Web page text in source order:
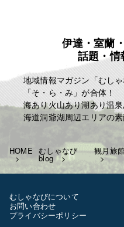
例として
一泊三食 ￥
一泊二食 ￥
一泊夕食 ￥
一泊朝食 ￥
となります
よろしくお願い
✩相部屋の際はお
します
ございません
お客様のご利用お
伊達・室蘭
話題・情
地域情報マガジン「むし
「そ・ら・み」が合体！
海あり火山あり湖あり温
海道洞爺湖周辺エリアの
HOME むしゃなび
blog
観月旅
むしゃなびについて
お問い合わせ
プライバシーポリシー